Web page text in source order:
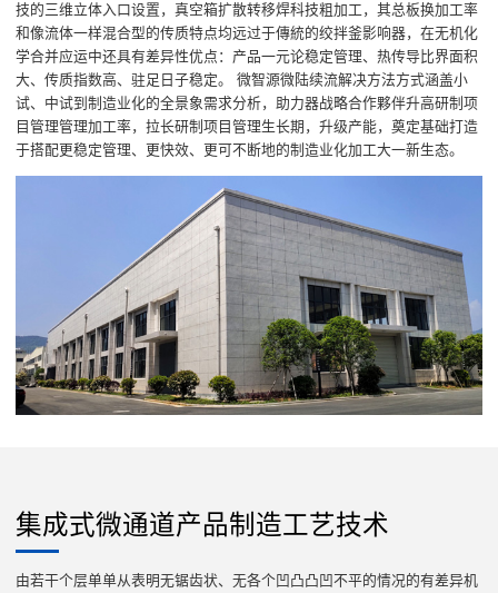
技的三维立体入口设置，真空箱扩散转移焊科技粗加工，其总板换加工率
和像流体一样混合型的传质特点均远过于傳統的绞拌釜影响器，在无机化
学合并应运中还具有差异性优点：产品一元论稳定管理、热传导比界面积
大、传质指数高、驻足日子稳定。 微智源微陆续流解决方法方式涵盖小
试、中试到制造业化的全景象需求分析，助力器战略合作夥伴升高研制项
目管理管理加工率，拉长研制项目管理生长期，升级产能，奠定基础打造
于搭配更稳定管理、更快效、更可不断地的制造业化加工大一新生态。
集成式微通道产品制造工艺技术
由若干个层单单从表明无锯齿状、无各个凹凸凸凹不平的情况的有差异机